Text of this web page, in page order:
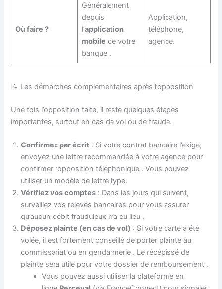
Où faire ?
Généralement
depuis
l’application
mobile de votre
banque .
Application,
téléphone,
agence.
📝 Les démarches complémentaires après l’opposition
Une fois l’opposition faite, il reste quelques étapes
importantes, surtout en cas de vol ou de fraude.
Confirmez par écrit : Si votre contrat bancaire l’exige,
envoyez une lettre recommandée à votre agence pour
confirmer l’opposition téléphonique . Vous pouvez
utiliser un modèle de lettre type.
Vérifiez vos comptes : Dans les jours qui suivent,
surveillez vos relevés bancaires pour vous assurer
qu’aucun débit frauduleux n’a eu lieu .
Déposez plainte (en cas de vol) : Si votre carte a été
volée, il est fortement conseillé de porter plainte au
commissariat ou en gendarmerie . Le récépissé de
plainte sera utile pour votre dossier de remboursement .
Vous pouvez aussi utiliser la plateforme en